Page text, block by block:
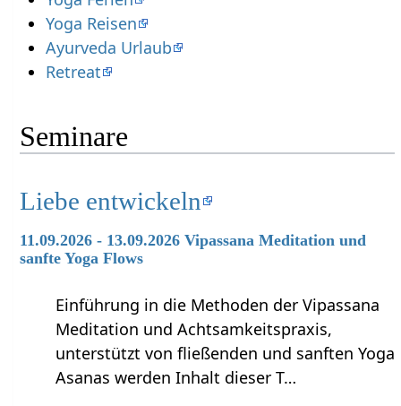
Yoga Reisen
Ayurveda Urlaub
Retreat
Seminare
Liebe entwickeln
11.09.2026 - 13.09.2026 Vipassana Meditation und
sanfte Yoga Flows
Einführung in die Methoden der Vipassana
Meditation und Achtsamkeitspraxis,
unterstützt von fließenden und sanften Yoga
Asanas werden Inhalt dieser T…